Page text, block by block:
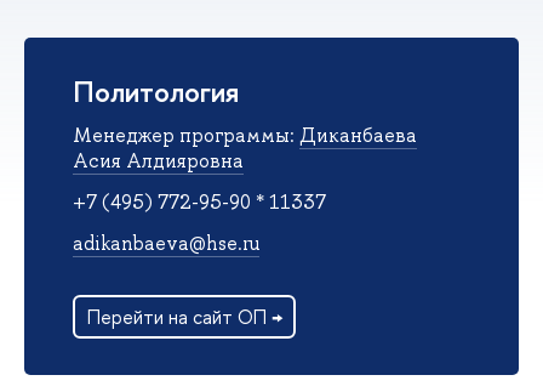
Политология
Менеджер программы: Диканбаева
Асия Алдияровна
+7 (495) 772-95-90 * 11337
adikanbaeva@hse.ru
Перейти на сайт ОП →